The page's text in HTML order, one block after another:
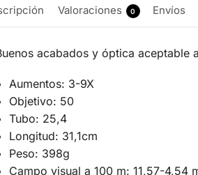
Valoraciones 0 Envíos
acabados y óptica aceptable
Aumentos: 3-9X
Objetivo: 50
Tubo: 25,4
Longitud: 31,1cm
Peso: 398g
Campo visual a 100 m: 11,57-4,54